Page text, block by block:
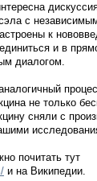
с
к
и в
диалогом.
не только
сняли с
почитать тут
и на Википедии.